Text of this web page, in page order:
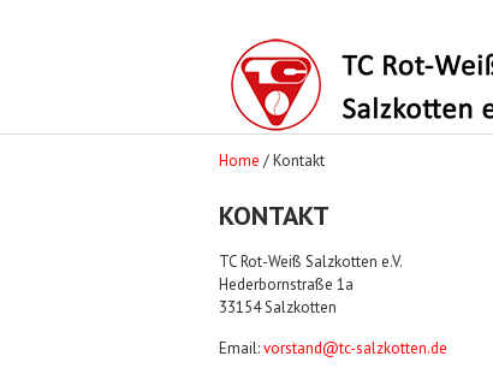
Home / Kontakt
KONTAKT
TC Rot-Weiß Salzkotten e.V.
Hederbornstraße 1a
33154 Salzkotten
Email:vorstand@tc-salzkotten.de